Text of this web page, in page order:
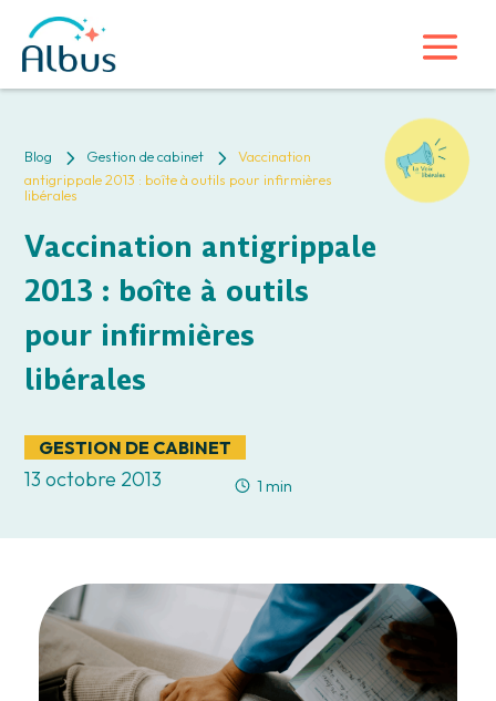
Blog 5 Gestion de cabinet 5
Vaccination
antigrippale 2013 : boîte à outils pour infirmières
libérales
Vaccination antigrippale
2013 : boîte à outils
pour infirmières
libérales
GESTION DE CABINET
13 octobre 2013 1 min